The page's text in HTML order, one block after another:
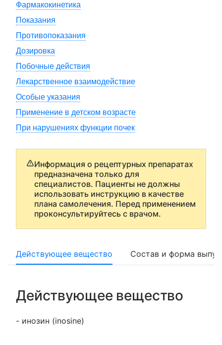
Фармакокинетика
Показания
Противопоказания
Дозировка
Побочные действия
Лекарственное взаимодействие
Особые указания
Применение в детском возрасте
При нарушениях функции почек
Информация о рецептурных препаратах
предназначена только для
специалистов. Пациенты не должны
использовать инструкцию в качестве
плана самолечения. Перед применением
проконсультируйтесь с врачом.
Действующее вещество Состав и форма
Действующее вещество
- инозин (inosine)